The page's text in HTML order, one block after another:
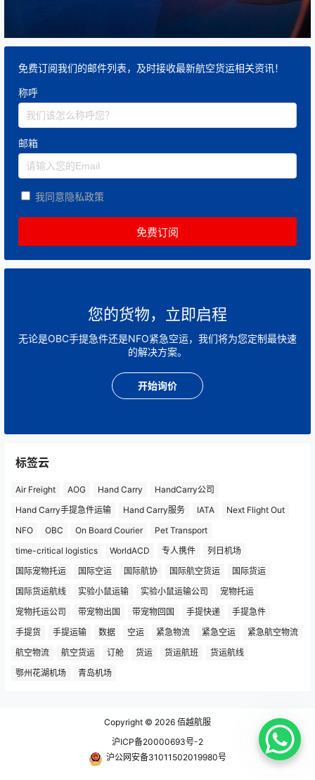
免费订阅我们的邮件列表，及时接收最新航空货运相关资讯！
称呼
邮箱
我同意隐私政策
您的货物，立即启程
无论是OBC手提急件还是NFO紧急空运，我们将为您定制最快速
的解决方案。
开始询价
标签云
Air Freight AOG Hand Carry
HandCarry公司
Hand Carry手提急件运输
Hand Carry服务 IATA
Next Flight Out
NFO
OBC On Board Courier
Pet Transport
time-critical logistics
WorldACD 专人携件
列日机场
国际宠物托运
国际空运 国际航协 国际航空货运
国际货运
国际货运航线
实验小鼠运输 实验小鼠运输公司
宠物托运
宠物托运公司
带宠物出国 带宠物回国 手提快递
手提急件
手提货
手提运输 数据 空运 紧急物流 紧急空运
紧急航空物流
航空物流
航空货运 订舱 货运 货运航班
货运航线
鄂州花湖机场
青岛机场
Copyright © 2026 佰越航服
沪ICP备20000693号-2
沪公网安备31011502019980号